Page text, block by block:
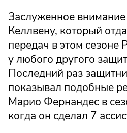
Заслуженное внимание
Келлвену, который
передач в этом
у любого другого
Последний раз
показывал подобные
Марио Фернандес в
когда он сделал 7